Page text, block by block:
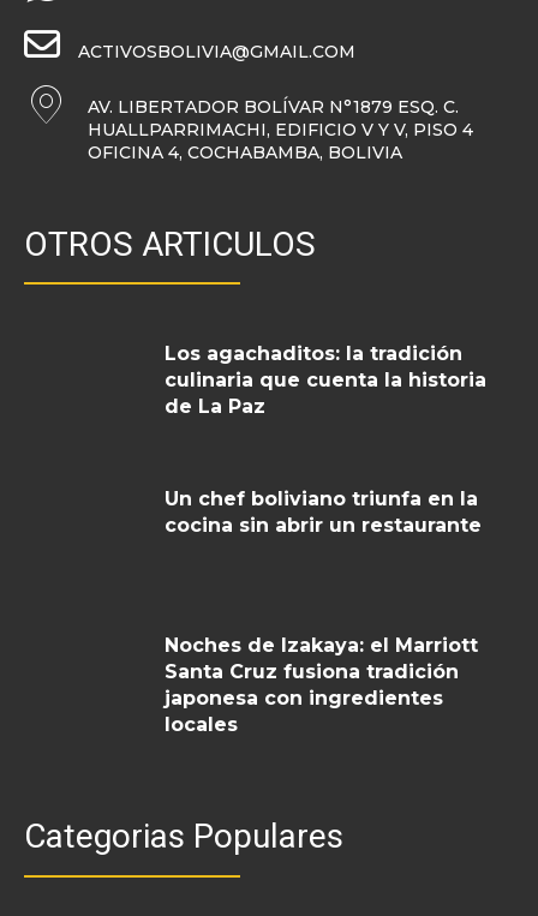
ACTIVOSBOLIVIA@GMAIL.COM
AV. LIBERTADOR BOLÍVAR N°1879 ESQ. C.
HUALLPARRIMACHI, EDIFICIO V Y V, PISO 4
OFICINA 4, COCHABAMBA, BOLIVIA
OTROS ARTICULOS
Los agachaditos: la tradición
culinaria que cuenta la historia
de La Paz
Un chef boliviano triunfa en la
cocina sin abrir un restaurante
Noches de Izakaya: el Marriott
Santa Cruz fusiona tradición
japonesa con ingredientes
locales
Categorias Populares